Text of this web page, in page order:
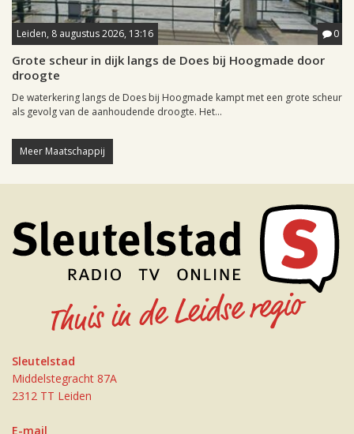
Leiden, 8 augustus 2026, 13:16 0
Grote scheur in dijk langs de Does bij Hoogmade door
droogte
De waterkering langs de Does bij Hoogmade kampt met een grote scheur
als gevolg van de aanhoudende droogte. Het...
Meer Maatschappij
Sleutelstad
Middelstegracht 87A
2312 TT Leiden
E-mail